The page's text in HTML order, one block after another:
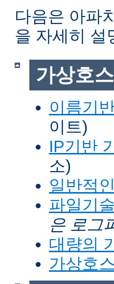
다음은 아파
을 자세히 설
가상호
이름기
이트)
IP기반
소)
일반적
파일기
은 로그
대량의
가상호